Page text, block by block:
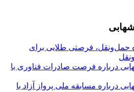
حمل‌ونقل، فرصتی طلایی برای
درباره فرصت صادرات فناوری با
درباره مسابقه ملی پرواز آزاد با